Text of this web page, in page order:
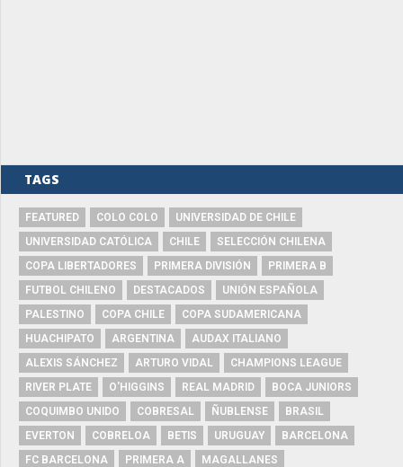
TAGS
FEATURED COLO COLO
UNIVERSIDAD DE CHILE
UNIVERSIDAD CATÓLICA
CHILE
SELECCIÓN CHILENA
COPA LIBERTADORES
PRIMERA DIVISIÓN
PRIMERA B
FUTBOL CHILENO
DESTACADOS
UNIÓN ESPAÑOLA
PALESTINO
COPA CHILE
COPA SUDAMERICANA
HUACHIPATO
ARGENTINA
AUDAX ITALIANO
ALEXIS SÁNCHEZ
ARTURO VIDAL
CHAMPIONS LEAGUE
RIVER PLATE
O'HIGGINS REAL MADRID
BOCA JUNIORS
COQUIMBO UNIDO
COBRESAL ÑUBLENSE
BRASIL
EVERTON
COBRELOA BETIS URUGUAY
BARCELONA
FC BARCELONA
PRIMERA A
MAGALLANES